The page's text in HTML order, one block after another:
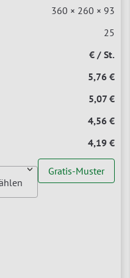
360 × 260 × 93
25
€ / St.
5,76 €
5,07 €
4,56 €
4,19 €
Gratis-Muster